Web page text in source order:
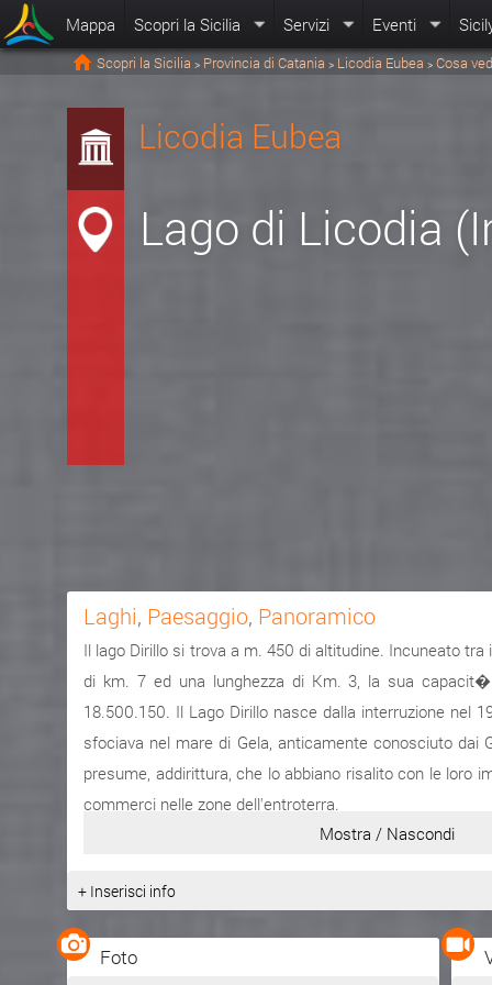
Mappa Scopri la Sicilia Servizi Eventi
Scopri la Sicilia > Provincia di Catania > Licodia Eubea > Cosa
Licodia Eubea
Lago di Licodia
Laghi, Paesaggio, Panoramico
Il lago Dirillo si trova a m. 450 di altitudine. Incuneato
di km. 7 ed una lunghezza di Km. 3, la sua
18.500.150. Il Lago Dirillo nasce dalla interruzione nel
sfociava nel mare di Gela, anticamente conosciuto dai
presume, addirittura, che lo abbiano risalito con le loro
commerci nelle zone dell'entroterra.
Adesso, l'invaso serve per rifornire di acqua le
migratori, quali gli Aironi e le anatre, nelle sue rive si
stato brado al pascolo.
Vero paradiso per gli amanti della pesca sportiva,
Mostra / Nascondi
+ Inserisci info
Foto